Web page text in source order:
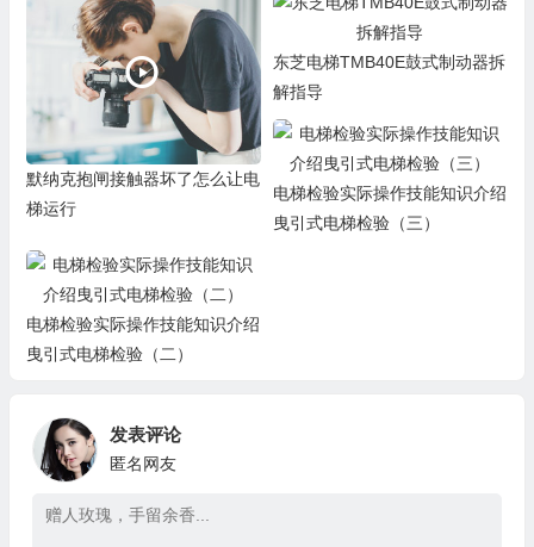
默纳克抱闸接触器坏了怎么让电
梯运行
东芝电梯TMB40E鼓式制动器拆
解指导
电梯检验实际操作技能知识介绍
曳引式电梯检验（三）
电梯检验实际操作技能知识介绍
曳引式电梯检验（二）
发表评论
匿名网友